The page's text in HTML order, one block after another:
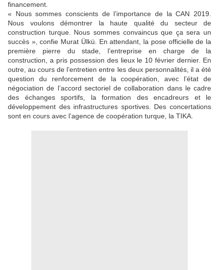
financement.
« Nous sommes conscients de l’importance de la CAN 2019.
Nous voulons démontrer la haute qualité du secteur de
construction turque. Nous sommes convaincus que ça sera un
succès », confie Murat Ülkü. En attendant, la pose officielle de la
première pierre du stade, l’entreprise en charge de la
construction, a pris possession des lieux le 10 février dernier. En
outre, au cours de l’entretien entre les deux personnalités, il a été
question du renforcement de la coopération, avec l’état de
négociation de l’accord sectoriel de collaboration dans le cadre
des échanges sportifs, la formation des encadreurs et le
développement des infrastructures sportives. Des concertations
sont en cours avec l’agence de coopération turque, la TIKA.